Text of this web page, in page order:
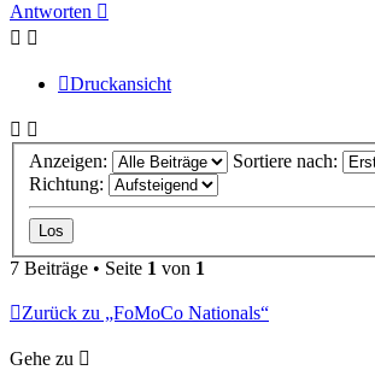
Antworten
Druckansicht
Anzeigen:
Sortiere nach:
Richtung:
7 Beiträge • Seite 1 von 1
Zurück zu „FoMoCo Nationals“
Gehe zu